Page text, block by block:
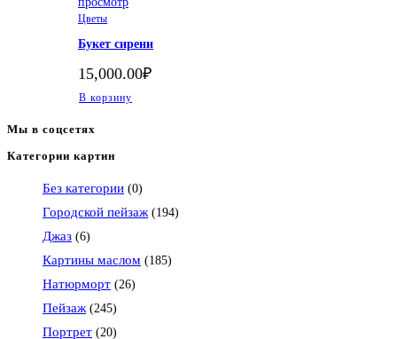
Цветы
Букет сирени
15,000.00₽
В корзину
Мы в соцсетях
Откроется
в
вашем
Категории картин
Без категории (0)
Городской пейзаж (194)
Джаз (6)
Картины маслом (185)
Натюрморт (26)
Пейзаж (245)
Портрет (20)